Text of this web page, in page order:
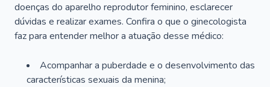
doenças do aparelho reprodutor feminino, esclarecer
dúvidas e realizar exames. Confira o que o ginecologista
faz para entender melhor a atuação desse médico:
Acompanhar a puberdade e o desenvolvimento das
características sexuais da menina;